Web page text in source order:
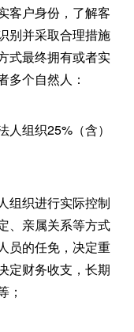
客户身份，了解客
别并采取合理措施
式最终拥有或者实
多个自然人：
人组织25%（含）
组织进行实际控制
、亲属关系等方式
员的任免，决定重
定财务收支，长期
；